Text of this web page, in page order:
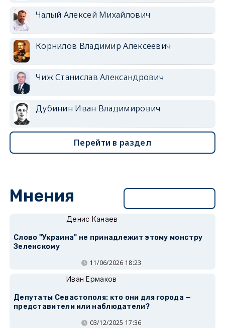
Чалый Алексей Михайлович
Корнилов Владимир Алексеевич
Чиж Станислав Александрович
Дубинин Иван Владимирович
Перейти в раздел
Мнения
Денис Канаев
Слово "Украина" не принадлежит этому монстру
Зеленскому
11/06/2026 18:23
Иван Ермаков
Депутаты Севастополя: кто они для города —
представители или наблюдатели?
03/12/2025 17:36